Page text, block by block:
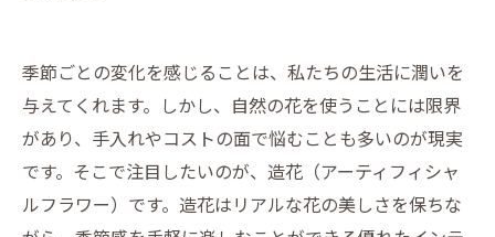
季節ごとの変化を感じることは、私たちの生活に潤いを
与えてくれます。しかし、自然の花を使うことには限界
があり、手入れやコストの面で悩むことも多いのが現実
です。そこで注目したいのが、造花（アーティフィシャ
ルフラワー）です。造花はリアルな花の美しさを保ちな